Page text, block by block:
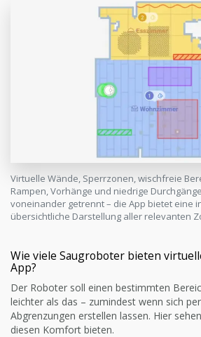
Virtuelle Wände, Sperrzonen, wischfreie
Rampen, Vorhänge und niedrige
voneinander getrennt – die App bietet eine
übersichtliche Darstellung aller relevanten
Wie viele Saugroboter bieten
App?
Der Roboter soll einen bestimmten
leichter als das – zumindest wenn sich
Abgrenzungen erstellen lassen. Hier
diesen Komfort bieten.